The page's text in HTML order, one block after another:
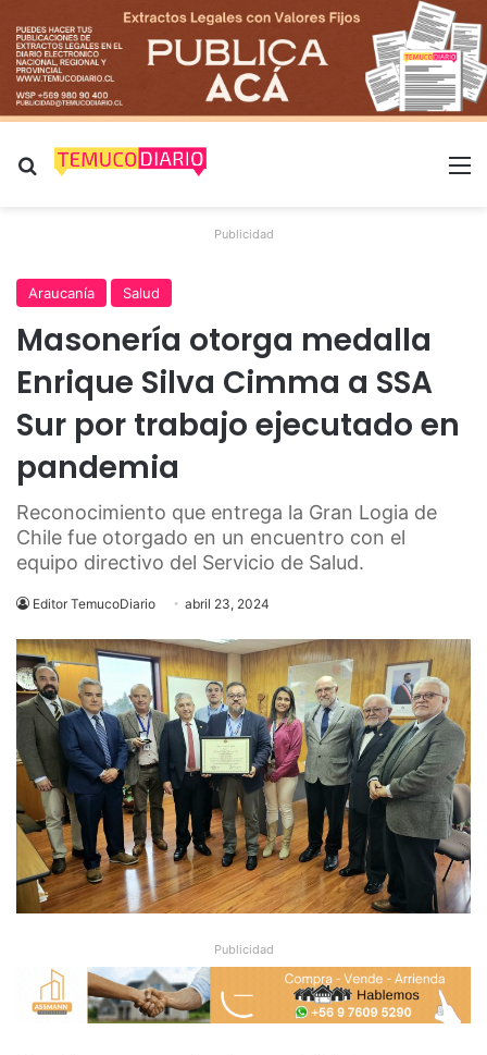
Buscar por
Publicidad
Araucanía Salud
Masonería otorga medalla
Enrique Silva Cimma a SSA
Sur por trabajo ejecutado en
pandemia
Reconocimiento que entrega la Gran Logia de
Chile fue otorgado en un encuentro con el
equipo directivo del Servicio de Salud.
Editor TemucoDiario abril 23, 2024
Publicidad